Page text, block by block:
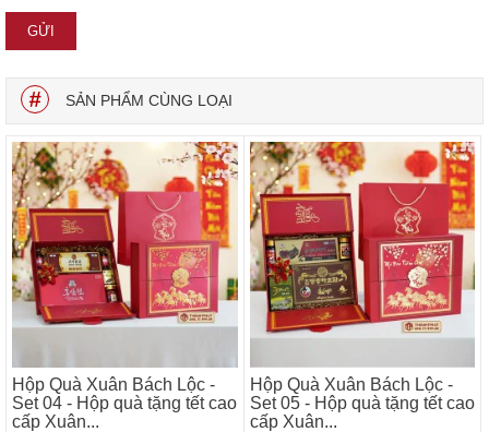
SẢN PHẨM CÙNG LOẠI
Hộp Quà Xuân Bách Lộc -
Set 04 - Hộp quà tặng tết cao
cấp Xuân...
Hộp Quà Xuân Bách Lộc -
Set 05 - Hộp quà tặng tết cao
cấp Xuân...